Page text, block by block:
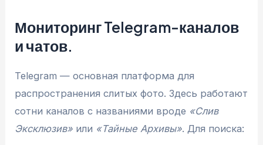
Мониторинг Telegram-каналов
и чатов.
Telegram — основная платформа для
распространения слитых фото. Здесь работают
сотни каналов с названиями вроде «Слив
Эксклюзив» или «Тайные Архивы». Для поиска: